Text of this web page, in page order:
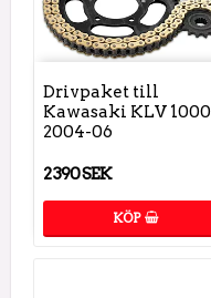
Drivpaket till
Kawasaki KLV 1000
2004-06
2 390 SEK
KÖP